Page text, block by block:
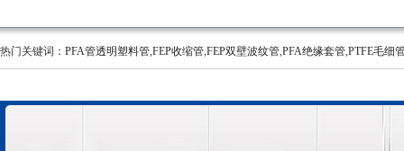
热门关键词： PFA管透明塑料管,FEP收缩管,FEP双壁波纹管,PFA绝缘套管,PTFE毛细